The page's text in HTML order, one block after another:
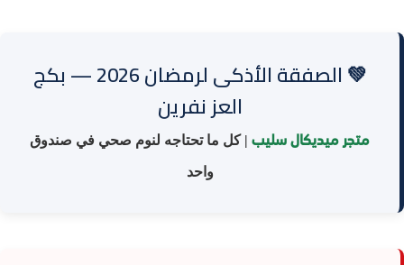
💚 الصفقة الأذكى لرمضان 2026 — بكج
العز نفرين
متجر ميديكال سليب | كل ما تحتاجه لنوم صحي في صندوق
واحد